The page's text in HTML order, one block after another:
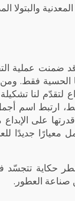
والبتولا
ضمنت عملية
وجاذبيتها الحسية
لنا
ارتبط اسم
على
معيارًا جديدًا
حكاية تتجسّد
صناعة العطور.